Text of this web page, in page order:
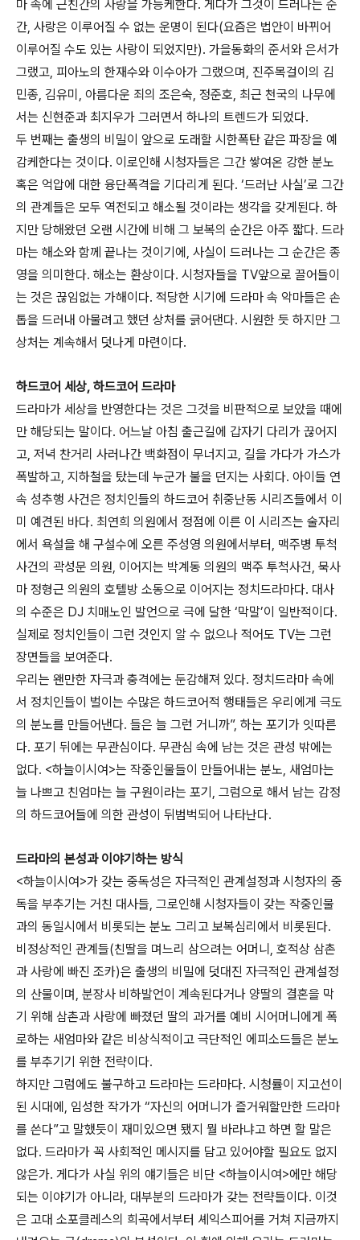
마 속에 근친간의 사랑을 가능케한다. 게다가 그것이 드러나는 순
간, 사랑은 이루어질 수 없는 운명이 된다(요즘은 법안이 바뀌어
이루어질 수도 있는 사랑이 되었지만). 가을동화의 준서와 은서가
그랬고, 피아노의 한재수와 이수아가 그랬으며, 진주목걸이의 김
민종, 김유미, 아름다운 죄의 조은숙, 정준호, 최근 천국의 나무에
서는 신현준과 최지우가 그러면서 하나의 트렌드가 되었다.
두 번째는 출생의 비밀이 앞으로 도래할 시한폭탄 같은 파장을 예
감케한다는 것이다. 이로인해 시청자들은 그간 쌓여온 강한 분노
혹은 억압에 대한 융단폭격을 기다리게 된다. ‘드러난 사실’로 그간
의 관계들은 모두 역전되고 해소될 것이라는 생각을 갖게된다. 하
지만 당해왔던 오랜 시간에 비해 그 보복의 순간은 아주 짧다. 드라
마는 해소와 함께 끝나는 것이기에, 사실이 드러나는 그 순간은 종
영을 의미한다. 해소는 환상이다. 시청자들을 TV앞으로 끌어들이
는 것은 끊임없는 가해이다. 적당한 시기에 드라마 속 악마들은 손
톱을 드러내 아물려고 했던 상처를 긁어댄다. 시원한 듯 하지만 그
상처는 계속해서 덧나게 마련이다.
하드코어 세상, 하드코어 드라마
드라마가 세상을 반영한다는 것은 그것을 비판적으로 보았을 때에
만 해당되는 말이다. 어느날 아침 출근길에 갑자기 다리가 끊어지
고, 저녁 찬거리 사러나간 백화점이 무너지고, 길을 가다가 가스가
폭발하고, 지하철을 탔는데 누군가 불을 던지는 사회다. 아이들 연
속 성추행 사건은 정치인들의 하드코어 취중난동 시리즈들에서 이
미 예견된 바다. 최연희 의원에서 정점에 이른 이 시리즈는 술자리
에서 욕설을 해 구설수에 오른 주성영 의원에서부터, 맥주병 투척
사건의 곽성문 의원, 이어지는 박계동 의원의 맥주 투척사건, 묵사
마 정형근 의원의 호텔방 소동으로 이어지는 정치드라마다. 대사
의 수준은 DJ 치매노인 발언으로 극에 달한 ‘막말’이 일반적이다.
실제로 정치인들이 그런 것인지 알 수 없으나 적어도 TV는 그런
장면들을 보여준다.
우리는 왠만한 자극과 충격에는 둔감해져 있다. 정치드라마 속에
서 정치인들이 벌이는 수많은 하드코어적 행태들은 우리에게 극도
의 분노를 만들어낸다. 들은 늘 그런 거니까”, 하는 포기가 잇따른
다. 포기 뒤에는 무관심이다. 무관심 속에 남는 것은 관성 밖에는
없다. <하늘이시여>는 작중인물들이 만들어내는 분노, 새엄마는
늘 나쁘고 친엄마는 늘 구원이라는 포기, 그럼으로 해서 남는 감정
의 하드코어들에 의한 관성이 뒤범벅되어 나타난다.
드라마의 본성과 이야기하는 방식
<하늘이시여>가 갖는 중독성은 자극적인 관계설정과 시청자의 중
독을 부추기는 거친 대사들, 그로인해 시청자들이 갖는 작중인물
과의 동일시에서 비롯되는 분노 그리고 보복심리에서 비롯된다.
비정상적인 관계들(친딸을 며느리 삼으려는 어머니, 호적상 삼촌
과 사랑에 빠진 조카)은 출생의 비밀에 덧대진 자극적인 관계설정
의 산물이며, 분장사 비하발언이 계속된다거나 양딸의 결혼을 막
기 위해 삼촌과 사랑에 빠졌던 딸의 과거를 예비 시어머니에게 폭
로하는 새엄마와 같은 비상식적이고 극단적인 에피소드들은 분노
를 부추기기 위한 전략이다.
하지만 그럼에도 불구하고 드라마는 드라마다. 시청률이 지고선이
된 시대에, 임성한 작가가 “자신의 어머니가 즐거워할만한 드라마
를 쓴다”고 말했듯이 재미있으면 됐지 뭘 바라냐고 하면 할 말은
없다. 드라마가 꼭 사회적인 메시지를 담고 있어야할 필요도 없지
않은가. 게다가 사실 위의 얘기들은 비단 <하늘이시여>에만 해당
되는 이야기가 아니라, 대부분의 드라마가 갖는 전략들이다. 이것
은 고대 소포클레스의 희곡에서부터 셰익스피어를 거쳐 지금까지